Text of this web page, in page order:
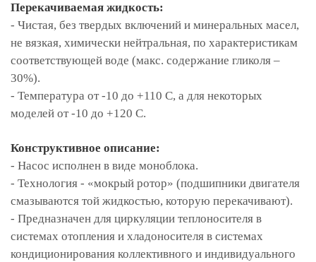
Перекачиваемая жидкость:
- Чистая, без твердых включений и минеральных масел,
не вязкая, химически нейтральная, по характеристикам
соответствующей воде (макс. содержание гликоля –
30%).
- Температура от -10 до +110 С, а для некоторых
моделей от -10 до +120 С.
Конструктивное описание:
- Насос исполнен в виде моноблока.
- Технология - «мокрый ротор» (подшипники двигателя
смазываются той жидкостью, которую перекачивают).
- Предназначен для циркуляции теплоносителя в
системах отопления и хладоносителя в системах
кондиционирования коллективного и индивидуального